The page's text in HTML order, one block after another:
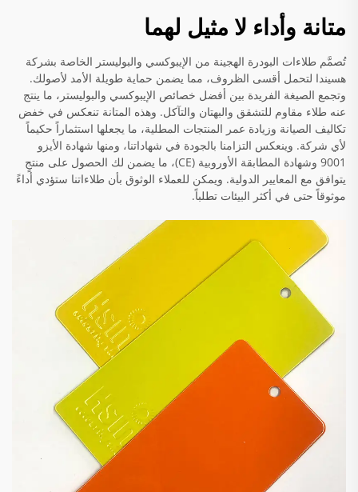
متانة وأداء لا مثيل لهما
تُصمَّم طلاءات البودرة الهجينة من الإيبوكسي والبوليستر الخاصة بشركة
هسيندا لتحمل أقسى الظروف، مما يضمن حماية طويلة الأمد لأصولك.
وتجمع الصيغة الفريدة بين أفضل خصائص الإيبوكسي والبوليستر، ما ينتج
عنه طلاء مقاوم للتشقق والبهتان والتآكل. وهذه المتانة تنعكس في خفض
تكاليف الصيانة وزيادة عمر المنتجات المطلية، ما يجعلها استثماراً حكيماً
لأي شركة. وينعكس التزامنا بالجودة في شهاداتنا، ومنها شهادة الأيزو
9001 وشهادة المطابقة الأوروبية (CE)، ما يضمن لك الحصول على منتجٍ
يتوافق مع المعايير الدولية. ويمكن للعملاء الوثوق بأن طلاءاتنا ستؤدي أداءً
موثوقاً حتى في أكثر البيئات تطلباً.